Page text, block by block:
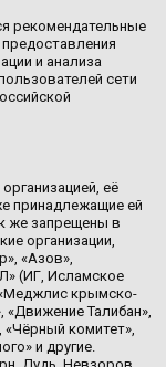
рекомендательные
и анализа
сети
её
принадлежащие ей
же запрещены в
организации,
«Азов»,
(ИГ, Исламское
крымско-
«Движение Талибан»,
«Чёрный комитет»,
и другие.